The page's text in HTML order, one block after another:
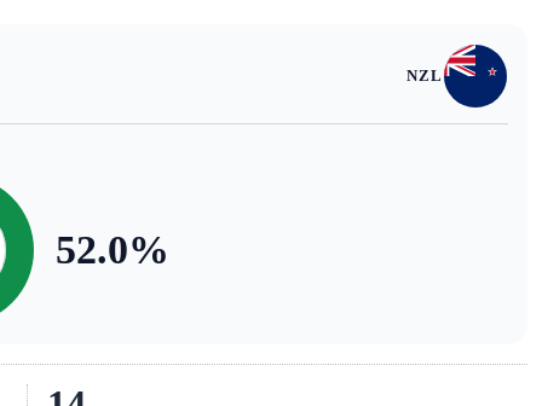
NZL
52.0%